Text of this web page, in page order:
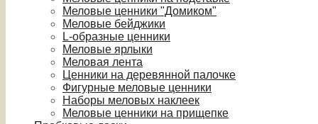
Меловые ценники "Домиком"
Меловые бейджики
L-образные ценники
Меловые ярлыки
Меловая лента
Ценники на деревянной палочке
Фигурные меловые ценники
Наборы меловых наклеек
Меловые ценники на прищепке